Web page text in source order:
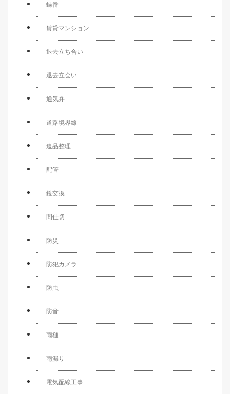
蝶番
賃貸マンション
退去立ち合い
退去立会い
通気弁
道路境界線
遺品整理
配管
鏡交換
間仕切
防災
防犯カメラ
防虫
防音
雨樋
雨漏り
電気配線工事